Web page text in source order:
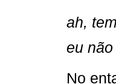
ah,
eu não
No